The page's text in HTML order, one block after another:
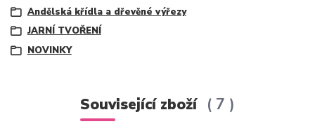
Andělská křídla a dřevěné výřezy
JARNÍ TVOŘENÍ
NOVINKY
Související zboží 7